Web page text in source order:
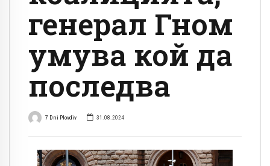
генерал Гном
умува кой да
последва
7 Dni Plovdiv 31.08.2024